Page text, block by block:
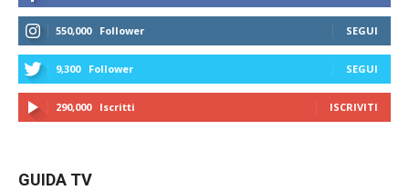
550,000 Follower SEGUI
9,300 Follower SEGUI
290,000 Iscritti ISCRIVITI
GUIDA TV